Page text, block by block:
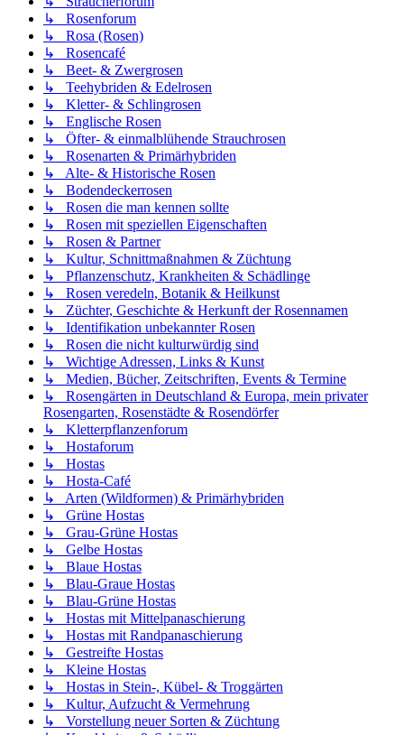
↳ Rosenforum
↳ Rosa (Rosen)
↳ Rosencafé
↳ Beet- & Zwergrosen
↳ Teehybriden & Edelrosen
↳ Kletter- & Schlingrosen
↳ Englische Rosen
↳ Öfter- & einmalblühende Strauchrosen
↳ Rosenarten & Primärhybriden
↳ Alte- & Historische Rosen
↳ Bodendeckerrosen
↳ Rosen die man kennen sollte
↳ Rosen mit speziellen Eigenschaften
↳ Rosen & Partner
↳ Kultur, Schnittmaßnahmen & Züchtung
↳ Pflanzenschutz, Krankheiten & Schädlinge
↳ Rosen veredeln, Botanik & Heilkunst
↳ Züchter, Geschichte & Herkunft der Rosennamen
↳ Identifikation unbekannter Rosen
↳ Rosen die nicht kulturwürdig sind
↳ Wichtige Adressen, Links & Kunst
↳ Medien, Bücher, Zeitschriften, Events & Termine
↳ Rosengärten in Deutschland & Europa, mein privater
Rosengarten, Rosenstädte & Rosendörfer
↳ Kletterpflanzenforum
↳ Hostaforum
↳ Hostas
↳ Hosta-Café
↳ Arten (Wildformen) & Primärhybriden
↳ Grüne Hostas
↳ Grau-Grüne Hostas
↳ Gelbe Hostas
↳ Blaue Hostas
↳ Blau-Graue Hostas
↳ Blau-Grüne Hostas
↳ Hostas mit Mittelpanaschierung
↳ Hostas mit Randpanaschierung
↳ Gestreifte Hostas
↳ Kleine Hostas
↳ Hostas in Stein-, Kübel- & Troggärten
↳ Kultur, Aufzucht & Vermehrung
↳ Vorstellung neuer Sorten & Züchtung